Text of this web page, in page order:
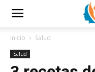
Inicio Salud
Salud